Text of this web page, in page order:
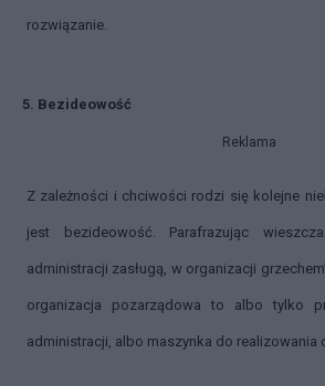
rozwiązanie.
5. Bezideowość
Reklama
Z zależności i chciwości rodzi się kolejne
jest bezideowość. Parafrazując
administracji zasługą, w organizacji
organizacja pozarządowa to albo tylko
administracji, albo maszynka do realizowania